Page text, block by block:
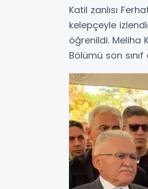
Katil zanlısı
kelepçeyle
öğrenildi. Meliha
Bölümü son